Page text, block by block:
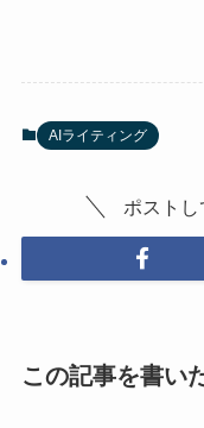
AIライティング
ポスト
この記事を書い